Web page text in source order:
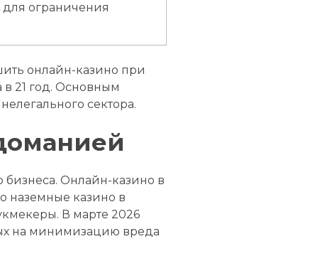
ограничения
онлайн-казино при
в 21 год. Основным
сектора.
бизнеса. Онлайн-казино в
наземные казино в
В марте 2026
на минимизацию вреда